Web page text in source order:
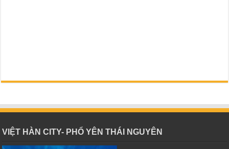
VIỆT HÀN CITY- PHỔ YÊN THÁI NGUYÊN